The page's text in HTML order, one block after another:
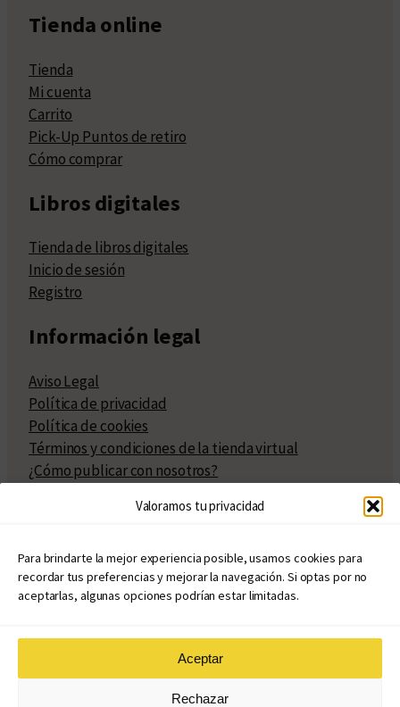
Valoramos tu privacidad
Para brindarte la mejor experiencia posible, usamos cookies para
recordar tus preferencias y mejorar la navegación. Si optas por no
aceptarlas, algunas opciones podrían estar limitadas.
Aceptar
Rechazar
Tienda online
Tienda
Mi cuenta
Carrito
Pick-Up Puntos de retiro
Cómo comprar
Libros digitales
Tienda de libros digitales
Inicio de sesión
Registro
Información legal
Aviso Legal
Política de privacidad
Política de cookies
Términos y condiciones de la tienda virtual
¿Cómo publicar con nosotros?
Políticas de publicación
Políticas de coedición
Atribuciones